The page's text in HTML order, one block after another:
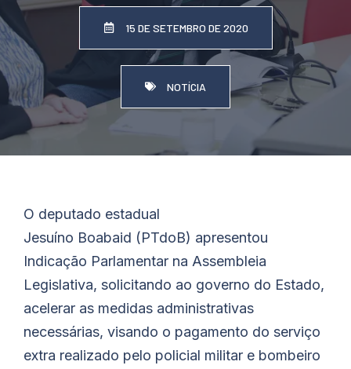
15 DE SETEMBRO DE 2020
NOTÍCIA
O deputado estadual
Jesuíno Boabaid (PTdoB) apresentou
Indicação Parlamentar na Assembleia
Legislativa, solicitando ao governo do Estado,
acelerar as medidas administrativas
necessárias, visando o pagamento do serviço
extra realizado pelo policial militar e bombeiro